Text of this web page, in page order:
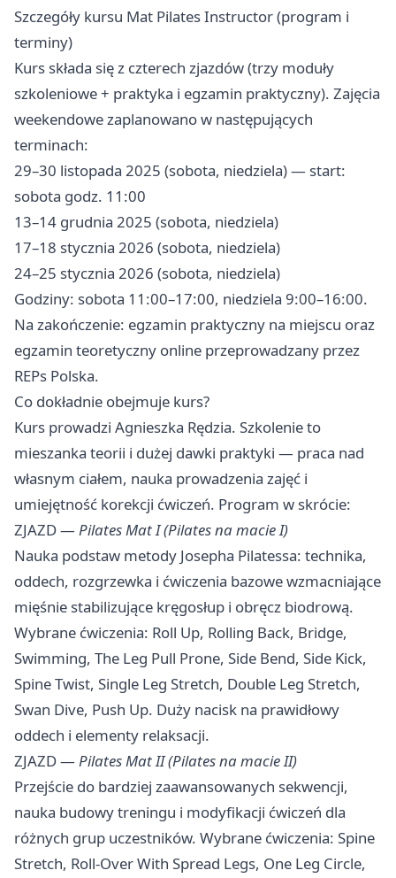
Szczegóły kursu Mat Pilates Instructor (program i
terminy)
Kurs składa się z czterech zjazdów (trzy moduły
szkoleniowe + praktyka i egzamin praktyczny). Zajęcia
weekendowe zaplanowano w następujących
terminach:
29–30 listopada 2025 (sobota, niedziela) — start:
sobota godz. 11:00
13–14 grudnia 2025 (sobota, niedziela)
17–18 stycznia 2026 (sobota, niedziela)
24–25 stycznia 2026 (sobota, niedziela)
Godziny: sobota 11:00–17:00, niedziela 9:00–16:00.
Na zakończenie: egzamin praktyczny na miejscu oraz
egzamin teoretyczny online przeprowadzany przez
REPs Polska.
Co dokładnie obejmuje kurs?
Kurs prowadzi Agnieszka Rędzia. Szkolenie to
mieszanka teorii i dużej dawki praktyki — praca nad
własnym ciałem, nauka prowadzenia zajęć i
umiejętność korekcji ćwiczeń. Program w skrócie:
ZJAZD — Pilates Mat I (Pilates na macie I)
Nauka podstaw metody Josepha Pilatessa: technika,
oddech, rozgrzewka i ćwiczenia bazowe wzmacniające
mięśnie stabilizujące kręgosłup i obręcz biodrową.
Wybrane ćwiczenia: Roll Up, Rolling Back, Bridge,
Swimming, The Leg Pull Prone, Side Bend, Side Kick,
Spine Twist, Single Leg Stretch, Double Leg Stretch,
Swan Dive, Push Up. Duży nacisk na prawidłowy
oddech i elementy relaksacji.
ZJAZD — Pilates Mat II (Pilates na macie II)
Przejście do bardziej zaawansowanych sekwencji,
nauka budowy treningu i modyfikacji ćwiczeń dla
różnych grup uczestników. Wybrane ćwiczenia: Spine
Stretch, Roll-Over With Spread Legs, One Leg Circle,